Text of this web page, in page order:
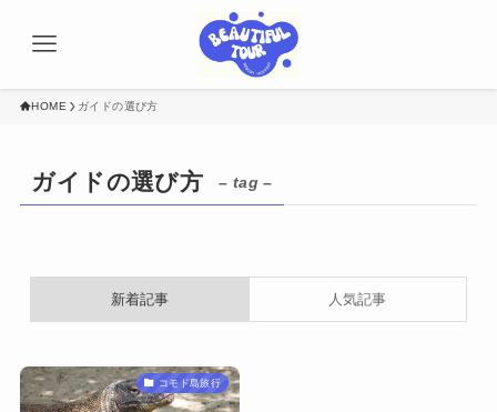
HOME ガイドの選び方
ガイドの選び方 – tag –
新着記事 人気記事
コモド島旅行